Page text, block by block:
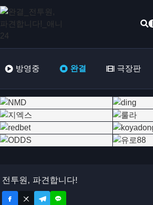
방영중 완결 극장판
전투원, 파견합니다!